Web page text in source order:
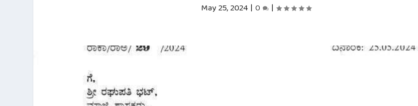
May 25, 2024 |0 |